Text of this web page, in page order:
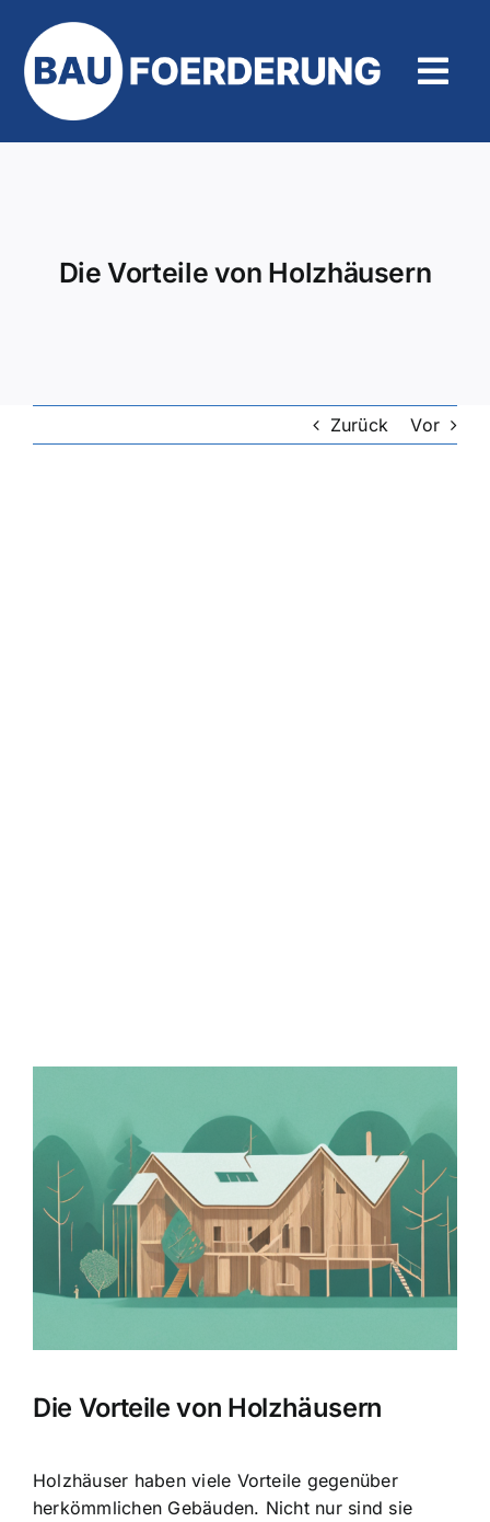
Inhalt
springen
Die Vorteile von Holzhäusern
Zurück Vor
Bild
Die Vorteile von Holzhäusern
Holzhäuser haben viele Vorteile gegenüber
herkömmlichen Gebäuden. Nicht nur sind sie